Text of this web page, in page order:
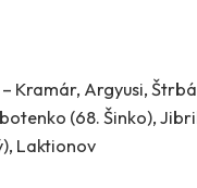
Kramár, Argyusi,
(68. Šinko),
Laktionov